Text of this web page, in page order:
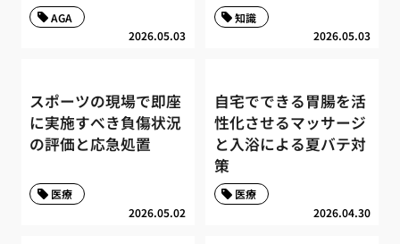
2026.05.03
AGA
2026.05.03
知識
スポーツの現場で即座
に実施すべき負傷状況
の評価と応急処置
2026.05.02
医療
自宅でできる胃腸を活
性化させるマッサージ
と入浴による夏バテ対
策
2026.04.30
医療